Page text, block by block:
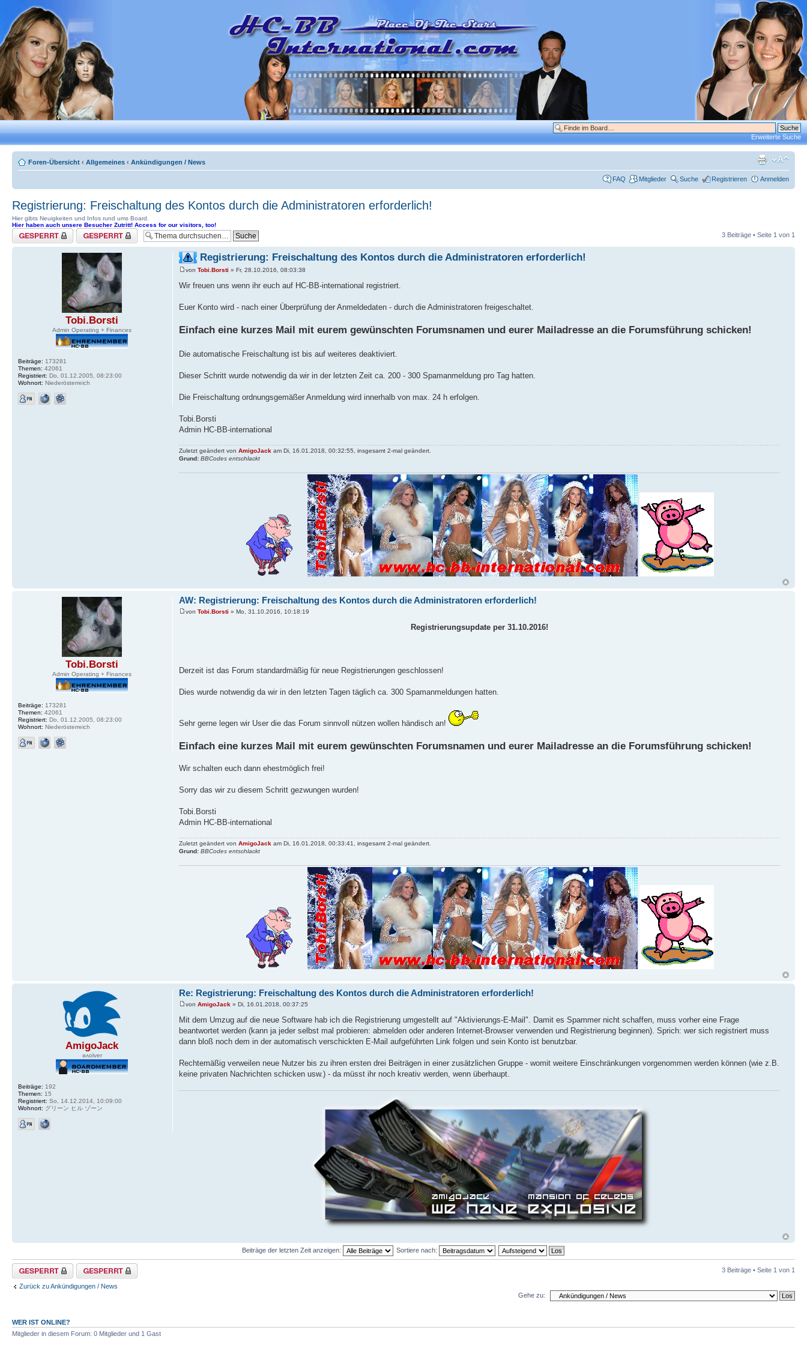
Erweiterte Suche
Foren-Übersicht ‹ Allgemeines ‹ Ankündigungen / News
FAQ Mitglieder Suche Registrieren Anmelden
Registrierung: Freischaltung des Kontos durch die Administratoren erforderlich!
Hier gibts Neuigkeiten und Infos rund ums Board.
Hier haben auch unsere Besucher Zutritt! Access for our visitors, too!
Thema gesperrt Forum gesperrt 3 Beiträge • Seite 1 von 1
Tobi.Borsti
Admin Operating + Finances
Beiträge: 173281
Themen: 42061
Registriert: Do, 01.12.2005, 08:23:00
Wohnort: Niederösterreich
Registrierung: Freischaltung des Kontos durch die Administratoren erforderlich!
von Tobi.Borsti » Fr, 28.10.2016, 08:03:38
Wir freuen uns wenn ihr euch auf HC-BB-international registriert.
Euer Konto wird - nach einer Überprüfung der Anmeldedaten - durch die Administratoren freigeschaltet.
Einfach eine kurzes Mail mit eurem gewünschten Forumsnamen und eurer Mailadresse an die Forumsführung schicken!
Die automatische Freischaltung ist bis auf weiteres deaktiviert.
Dieser Schritt wurde notwendig da wir in der letzten Zeit ca. 200 - 300 Spamanmeldung pro Tag hatten.
Die Freischaltung ordnungsgemäßer Anmeldung wird innerhalb von max. 24 h erfolgen.
Tobi.Borsti
Admin HC-BB-international
Zuletzt geändert von AmigoJackam Di, 16.01.2018, 00:32:55, insgesamt 2-mal geändert.
Grund: BBCodes entschlackt
Tobi.Borsti
Admin Operating + Finances
Beiträge: 173281
Themen: 42061
Registriert: Do, 01.12.2005, 08:23:00
Wohnort: Niederösterreich
AW: Registrierung: Freischaltung des Kontos durch die Administratoren erforderlich!
von Tobi.Borsti » Mo, 31.10.2016, 10:18:19
Registrierungsupdate per 31.10.2016!
Derzeit ist das Forum standardmäßig für neue Registrierungen geschlossen!
Dies wurde notwendig da wir in den letzten Tagen täglich ca. 300 Spamanmeldungen hatten.
Sehr gerne legen wir User die das Forum sinnvoll nützen wollen händisch an!
Einfach eine kurzes Mail mit eurem gewünschten Forumsnamen und eurer Mailadresse an die Forumsführung schicken!
Wir schalten euch dann ehestmöglich frei!
Sorry das wir zu diesem Schritt gezwungen wurden!
Tobi.Borsti
Admin HC-BB-international
Zuletzt geändert von AmigoJackam Di, 16.01.2018, 00:33:41, insgesamt 2-mal geändert.
Grund: BBCodes entschlackt
AmigoJack
ǝʌolver
Beiträge: 192
Themen: 15
Registriert: So, 14.12.2014, 10:09:00
Wohnort: グリーン ヒル ゾーン
Re: Registrierung: Freischaltung des Kontos durch die Administratoren erforderlich!
von AmigoJack» Di, 16.01.2018, 00:37:25
Mit dem Umzug auf die neue Software hab ich die Registrierung umgestellt auf "Aktivierungs-E-Mail". Damit es Spammer nicht schaffen, muss vorher eine Frage
beantwortet werden (kann ja jeder selbst mal probieren: abmelden oder anderen Internet-Browser verwenden und Registrierung beginnen). Sprich: wer sich registriert muss
dann bloß noch dem in der automatisch verschickten E-Mail aufgeführten Link folgen und sein Konto ist benutzbar.
Rechtemäßig verweilen neue Nutzer bis zu ihren ersten drei Beiträgen in einer zusätzlichen Gruppe - womit weitere Einschränkungen vorgenommen werden können (wie z.B.
keine privaten Nachrichten schicken usw.) - da müsst ihr noch kreativ werden, wenn überhaupt.
Beiträge der letzten Zeit anzeigen: Sortiere nach:
Thema gesperrt Forum gesperrt 3 Beiträge • Seite 1 von 1
Zurück zu Ankündigungen / News
Gehe zu:
WER IST ONLINE?
Mitglieder in diesem Forum: 0 Mitglieder und 1 Gast